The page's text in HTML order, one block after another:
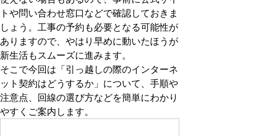
トや問い合わせ窓口などで確認しておきま
しょう。工事の予約も必要となる可能性が
ありますので、やはり早めに動いたほうが
新生活もスムーズに進みます。
そこで今回は「引っ越しの際のインターネ
ット契約はどうするか」について、手順や
注意点、回線の選び方などを簡単にわかり
やすくご案内します。